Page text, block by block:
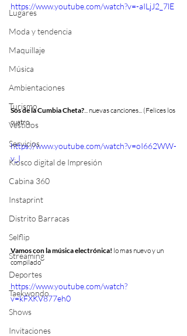
Lugares
Moda y tendencia
Maquillaje
Música
Ambientaciones
Turismo
Vestidos
Servicios
Kiosco digital de Impresión
Cabina 360
Instaprint
Distrito Barracas
Selflip
Streaming
Deportes
Taekwondo
Shows
Invitaciones
https://www.youtube.com/watch?v=-aILjJ2_7lE
Sos de la Cumbia Cheta?... nuevas canciones... (Felices los
cuatro,
https://www.youtube.com/watch?v=oI662WW-
v_I
Vamos con la música electrónica! lo mas nuevo y un
compilado
https://www.youtube.com/watch?
v=kFXKV877eh0